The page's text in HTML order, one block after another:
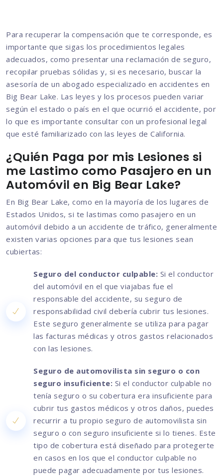
Para recuperar la compensación que te corresponde, es
importante que sigas los procedimientos legales
adecuados, como presentar una reclamación de seguro,
recopilar pruebas sólidas y, si es necesario, buscar la
asesoría de un abogado especializado en accidentes en
Big Bear Lake. Las leyes y los procesos pueden variar
según el estado o país en el que ocurrió el accidente, por
lo que es importante consultar con un profesional legal
que esté familiarizado con las leyes de California.
¿Quién Paga por mis Lesiones si
me Lastimo como Pasajero en un
Automóvil en Big Bear Lake?
En Big Bear Lake, como en la mayoría de los lugares de
Estados Unidos, si te lastimas como pasajero en un
automóvil debido a un accidente de tráfico, generalmente
existen varias opciones para que tus lesiones sean
cubiertas:
Seguro del conductor culpable: Si el conductor
del automóvil en el que viajabas fue el
responsable del accidente, su seguro de
responsabilidad civil debería cubrir tus lesiones.
Este seguro generalmente se utiliza para pagar
las facturas médicas y otros gastos relacionados
con las lesiones.
Seguro de automovilista sin seguro o con
seguro insuficiente: Si el conductor culpable no
tenía seguro o su cobertura era insuficiente para
cubrir tus gastos médicos y otros daños, puedes
recurrir a tu propio seguro de automovilista sin
seguro o con seguro insuficiente si lo tienes. Este
tipo de cobertura está diseñado para protegerte
en casos en los que el conductor culpable no
puede pagar adecuadamente por tus lesiones.